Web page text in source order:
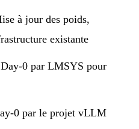
à jour des poids,
existante
0 par LMSYS pour
0 par le projet vLLM